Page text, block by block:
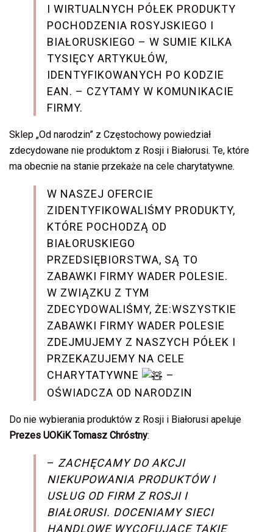
I WIRTUALNYCH PÓŁEK PRODUKTY
POCHODZENIA ROSYJSKIEGO I
BIAŁORUSKIEGO – W SUMIE KILKA
TYSIĘCY ARTYKUŁÓW,
IDENTYFIKOWANYCH PO KODZIE
EAN. – CZYTAMY W KOMUNIKACIE
FIRMY.
Sklep „Od narodzin” z Częstochowy powiedział
zdecydowane nie produktom z Rosji i Białorusi. Te, które
ma obecnie na stanie przekaże na cele charytatywne.
W NASZEJ OFERCIE
ZIDENTYFIKOWALIŚMY PRODUKTY,
KTÓRE POCHODZĄ OD
BIAŁORUSKIEGO
PRZEDSIĘBIORSTWA, SĄ TO
ZABAWKI FIRMY WADER POLESIE.
W ZWIĄZKU Z TYM
ZDECYDOWALIŚMY, ŻE:WSZYSTKIE
ZABAWKI FIRMY WADER POLESIE
ZDEJMUJEMY Z NASZYCH PÓŁEK I
PRZEKAZUJEMY NA CELE
CHARYTATYWNE
–
OŚWIADCZA OD NARODZIN
Do nie wybierania produktów z Rosji i Białorusi apeluje
Prezes UOKiK Tomasz Chróstny:
– ZACHĘCAMY DO AKCJI
NIEKUPOWANIA PRODUKTÓW I
USŁUG OD FIRM Z ROSJI I
BIAŁORUSI. DOCENIAMY SIECI
HANDLOWE WYCOFUJĄCE TAKIE